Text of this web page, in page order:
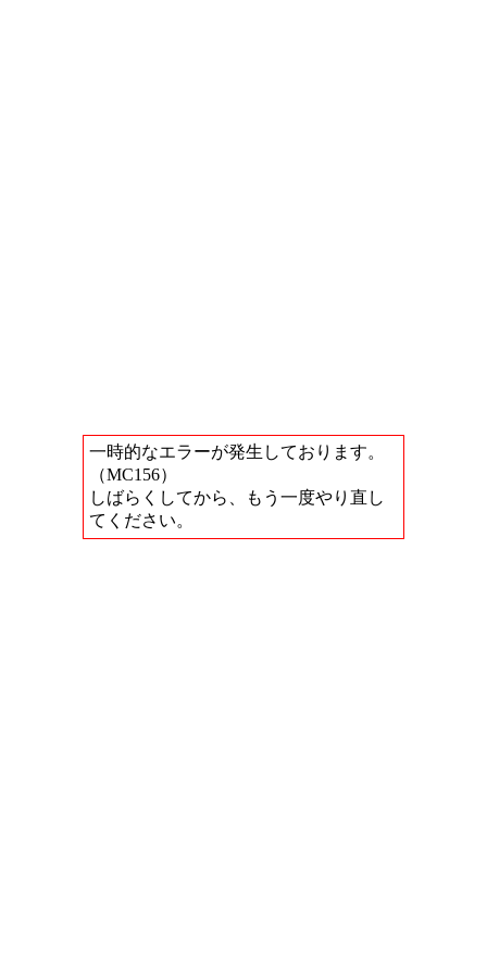
一時的なエラーが発生しております。
（MC156）
しばらくしてから、もう一度やり直し
てください。